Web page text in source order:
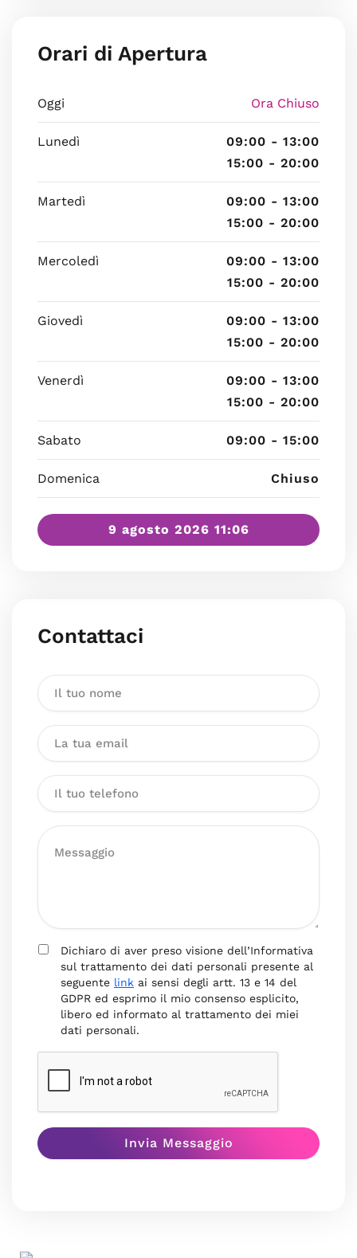
Orari di Apertura
Oggi Ora Chiuso
Lunedì
09:00 - 13:00
15:00 - 20:00
Martedì
09:00 - 13:00
15:00 - 20:00
Mercoledì
09:00 - 13:00
15:00 - 20:00
Giovedì
09:00 - 13:00
15:00 - 20:00
Venerdì
09:00 - 13:00
15:00 - 20:00
Sabato 09:00 - 15:00
Domenica Chiuso
9 agosto 2026 11:06
Contattaci
Dichiaro di aver preso visione dell’Informativa
sul trattamento dei dati personali presente al
seguente link ai sensi degli artt. 13 e 14 del
GDPR ed esprimo il mio consenso esplicito,
libero ed informato al trattamento dei miei
dati personali.